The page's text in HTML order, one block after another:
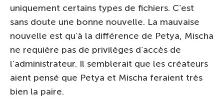
uniquement certains types de fichiers. C’est
sans doute une bonne nouvelle. La mauvaise
nouvelle est qu’à la différence de Petya, Mischa
ne requière pas de privilèges d’accès de
l’administrateur. Il semblerait que les créateurs
aient pensé que Petya et Mischa feraient très
bien la paire.